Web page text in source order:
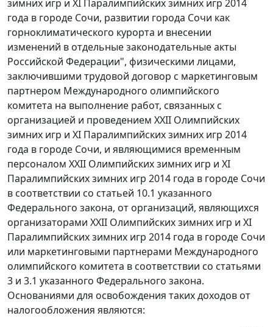
зимних игр и XI Паралимпийских зимних игр 2014
года в городе Сочи, развитии города Сочи как
горноклиматического курорта и внесении
изменений в отдельные законодательные акты
Российской Федерации", физическими лицами,
заключившими трудовой договор с маркетинговым
партнером Международного олимпийского
комитета на выполнение работ, связанных с
организацией и проведением XXII Олимпийских
зимних игр и XI Паралимпийских зимних игр 2014
года в городе Сочи, и являющимися временным
персоналом XXII Олимпийских зимних игр и XI
Паралимпийских зимних игр 2014 года в городе Сочи
в соответствии со статьей 10.1 указанного
Федерального закона, от организаций, являющихся
организаторами XXII Олимпийских зимних игр и XI
Паралимпийских зимних игр 2014 года в городе Сочи
или маркетинговыми партнерами Международного
олимпийского комитета в соответствии со статьями
3 и 3.1 указанного Федерального закона.
Основаниями для освобождения таких доходов от
налогообложения являются: